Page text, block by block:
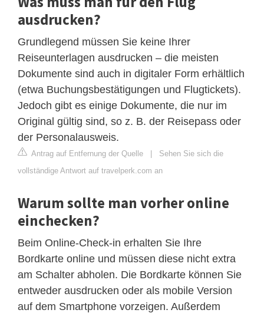
ausdrucken?
Grundlegend müssen Sie keine Ihrer
Reiseunterlagen ausdrucken – die meisten
Dokumente sind auch in digitaler Form erhältlich
(etwa Buchungsbestätigungen und Flugtickets).
Jedoch gibt es einige Dokumente, die nur im
Original gültig sind, so z. B. der Reisepass oder
der Personalausweis.
Antrag auf Entfernung der Quelle | Sehen Sie sich die
vollständige Antwort auf travelperk.com an
Warum sollte man vorher online
einchecken?
Beim Online-Check-in erhalten Sie Ihre
Bordkarte online und müssen diese nicht extra
am Schalter abholen. Die Bordkarte können Sie
entweder ausdrucken oder als mobile Version
auf dem Smartphone vorzeigen. Außerdem